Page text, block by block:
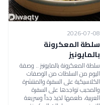
2026-07-08
سلطة المعكرونة
بالمايونيز
سلطة المعكرونة بالمايونيز .. وصفة
اليوم من السلطات من الوصفات
الكلاسيكية على السفرة والمنتشرة
والمحبب تواجدها على السفرة
العربية، طعمها لذيذ جداً وسريعة